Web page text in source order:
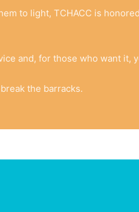
to light, TCHACC is
and, for those who want it,
the barracks.